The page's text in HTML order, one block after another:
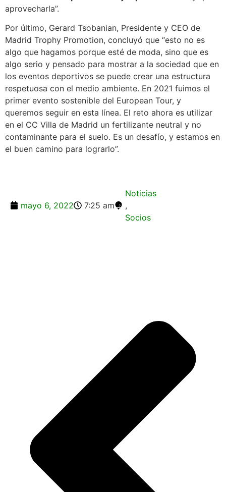
aprovecharla”.
Por último, Gerard Tsobanian, Presidente y CEO de
Madrid Trophy Promotion, concluyó que “esto no es
algo que hagamos porque esté de moda, sino que es
algo serio y pensado para mostrar a la sociedad que en
los eventos deportivos se puede crear una estructura
respetuosa con el medio ambiente. En 2021 fuimos el
primer evento sostenible del European Tour, y
queremos seguir en esta línea. El reto ahora es utilizar
en el CC Villa de Madrid un fertilizante neutral y no
contaminante para el suelo. Es un desafío, y estamos en
el buen camino para lograrlo”.
mayo 6, 2022 7:25 am
Noticias
,
Socios